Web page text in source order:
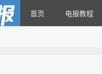
首页 电报教程